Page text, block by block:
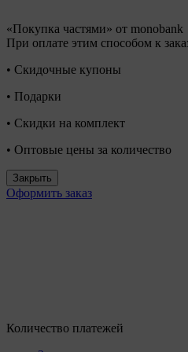
«Покупка частями» от monobank
При оплате этим способом к
• Скидочные купоны
• Подарки
• Скидки на комплект
• Оптовые цены за количество
Закрыть
Оформить заказ
Количество платежей